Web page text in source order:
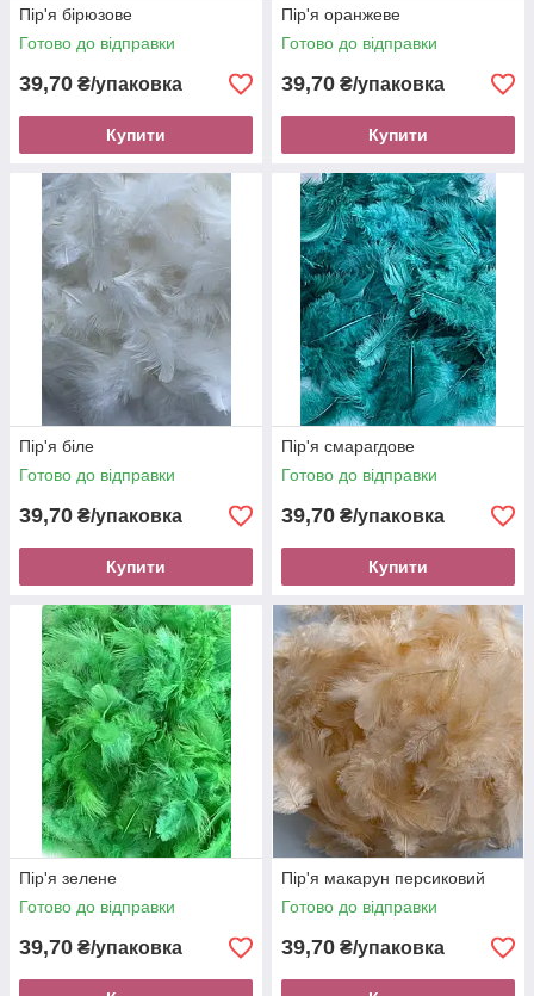
Пір'я бірюзове
Готово до відправки
39,70 ₴/упаковка
Купити
Пір'я оранжеве
Готово до відправки
39,70 ₴/упаковка
Купити
Пір'я біле
Готово до відправки
39,70 ₴/упаковка
Купити
Пір'я смарагдове
Готово до відправки
39,70 ₴/упаковка
Купити
Пір'я зелене
Готово до відправки
39,70 ₴/упаковка
Пір'я макарун персиковий
Готово до відправки
39,70 ₴/упаковка